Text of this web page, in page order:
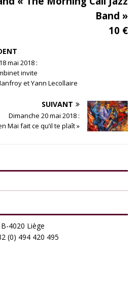
Band »
10 €
mai 2018 :
invite
et Yann Lecollaire
SUIVANT
Dimanche 20 mai 2018 :
Mai fait ce qu’il te plaît »
4020 Liège
(0) 494 420 495